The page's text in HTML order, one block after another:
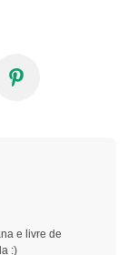
e livre de
:)